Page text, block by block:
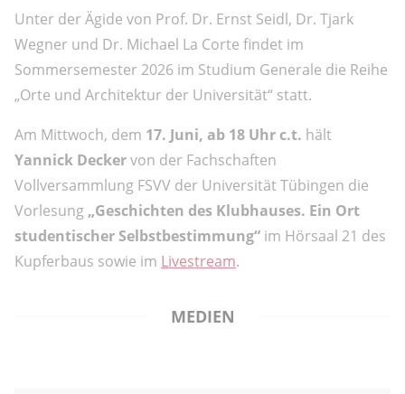
Unter der Ägide von Prof. Dr. Ernst Seidl, Dr. Tjark
Wegner und Dr. Michael La Corte findet im
Sommersemester 2026 im Studium Generale die Reihe
„Orte und Architektur der Universität“ statt.
Am Mittwoch, dem 17. Juni, ab 18 Uhr c.t. hält
Yannick Deckervon der Fachschaften
Vollversammlung FSVV der Universität Tübingen die
Vorlesung „Geschichten des Klubhauses. Ein Ort
studentischer Selbstbestimmung“ im Hörsaal 21 des
Kupferbaus sowie im Livestream.
MEDIEN